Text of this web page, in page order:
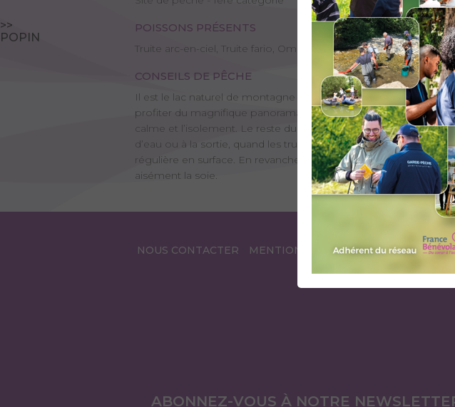
>>
POPIN
POISSONS PRÉSENTS
Truite arc-en-ciel, Truite fario, Omble chevalier
CONSEILS DE PÊCHE
Il est le lac naturel de montagne le plus rapidement accessible
profiter du magnifique panorama qu’offre le Grand Arc. Durant
calme et l’isolement. Le reste du temps, ce lac est très
d’eau ou à la sortie, quand les truites chassent les vairons : à
régulière en surface. En revanche, les lancers seront plutôt
aisément la soie.
NOUS CONTACTER MENTIONS LÉGALES ESPACE
ABONNEZ-VOUS À NOTRE